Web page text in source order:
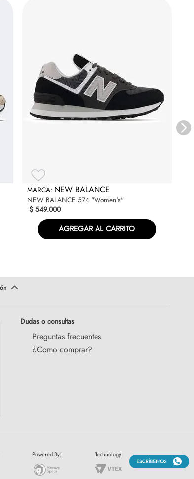
NEW BALANCE
NEW BALANCE 574 "Women's"
$ 549.000
AGREGAR AL CARRITO
Dudas o consultas
Preguntas frecuentes
¿Como comprar?
Powered By: Technology: